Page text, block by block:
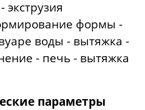
формы -
воды - вытяжка -
- печь - вытяжка
параметры